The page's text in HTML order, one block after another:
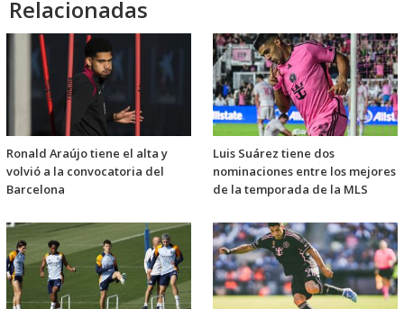
Relacionadas
Ronald Araújo tiene el alta y
volvió a la convocatoria del
Barcelona
Luis Suárez tiene dos
nominaciones entre los mejores
de la temporada de la MLS